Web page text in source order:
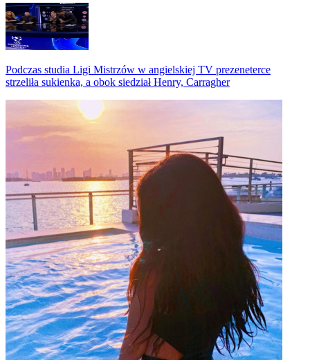
Podczas studia Ligi Mistrzów w angielskiej TV prezeneterce
strzeliła sukienka, a obok siedział Henry, Carragher